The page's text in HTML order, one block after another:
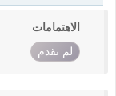
الاهتمامات
لم تقدم